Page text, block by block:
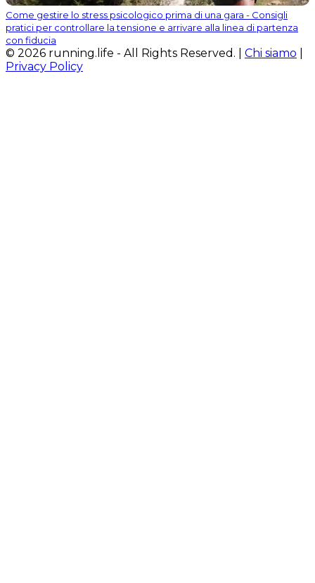
Come gestire lo stress psicologico prima di una gara - Consigli
pratici per controllare la tensione e arrivare alla linea di partenza
con fiducia
© 2026 running.life - All Rights Reserved. | Chi siamo
Privacy Policy